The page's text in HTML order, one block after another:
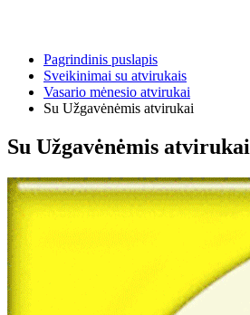
Pagrindinis puslapis
Sveikinimai su atvirukais
Vasario mėnesio atvirukai
Su Užgavėnėmis atvirukai
Su Užgavėnėmis atvirukai